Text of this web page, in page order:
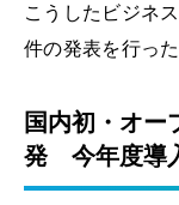
こうしたビジネ
件の発表を行った
国内初・オー
発 今年度導